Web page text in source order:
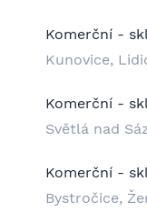
Komerční -
Kunovice,
Komerční -
Světlá nad
Komerční -
Bystročice,